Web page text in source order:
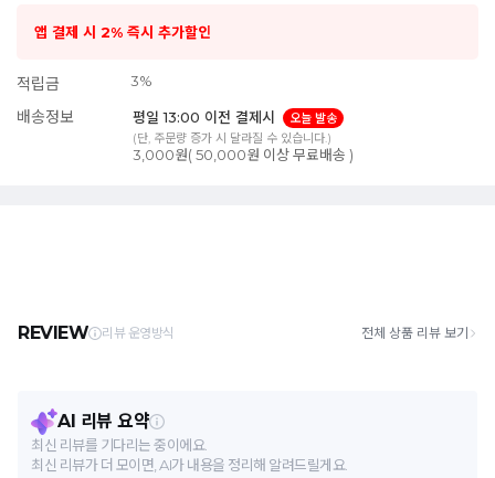
앱 결제 시 2% 즉시 추가할인
적립금 3%
배송정보 평일 13:00 이전 결제시
오늘 발송
(단, 주문량 증가 시 달라질 수 있습니다.)
3,000원( 50,000원 이상 무료배송 )